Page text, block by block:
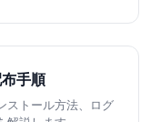
手順
ストール方法、ログ